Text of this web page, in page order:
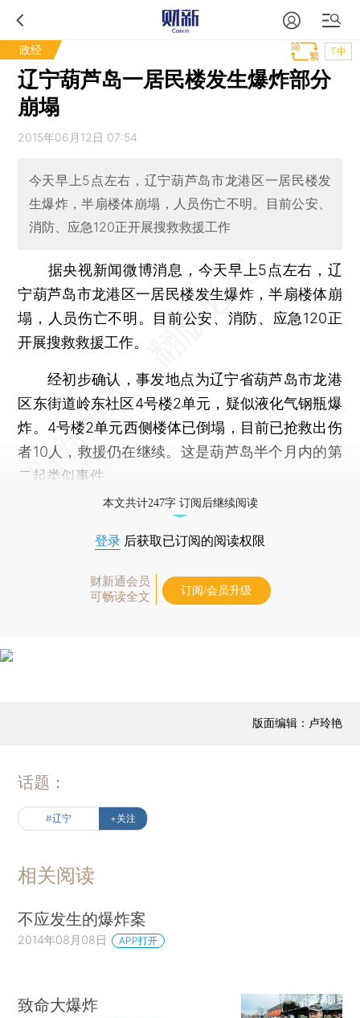
政经 T中
辽宁葫芦岛一居民楼发生爆炸部分
崩塌
2015年06月12日 07:54
今天早上5点左右，辽宁葫芦岛市龙港区一居民楼发
生爆炸，半扇楼体崩塌，人员伤亡不明。目前公安、
消防、应急120正开展搜救救援工作
据央视新闻微博消息，今天早上5点左右，辽
宁葫芦岛市龙港区一居民楼发生爆炸，半扇楼体崩
塌，人员伤亡不明。目前公安、消防、应急120正
开展搜救救援工作。
经初步确认，事发地点为辽宁省葫芦岛市龙港
区东街道岭东社区4号楼2单元，疑似液化气钢瓶爆
炸。4号楼2单元西侧楼体已倒塌，目前已抢救出伤
者10人，救援仍在继续。这是葫芦岛半个月内的第
二起类似事件。
本文共计247字 订阅后继续阅读
登录 后获取已订阅的阅读权限
财新通会员
可畅读全文
订阅/会员升级
版面编辑：卢玲艳
话题：
#辽宁 +关注
相关阅读
不应发生的爆炸案
2014年08月08日 APP打开
致命大爆炸